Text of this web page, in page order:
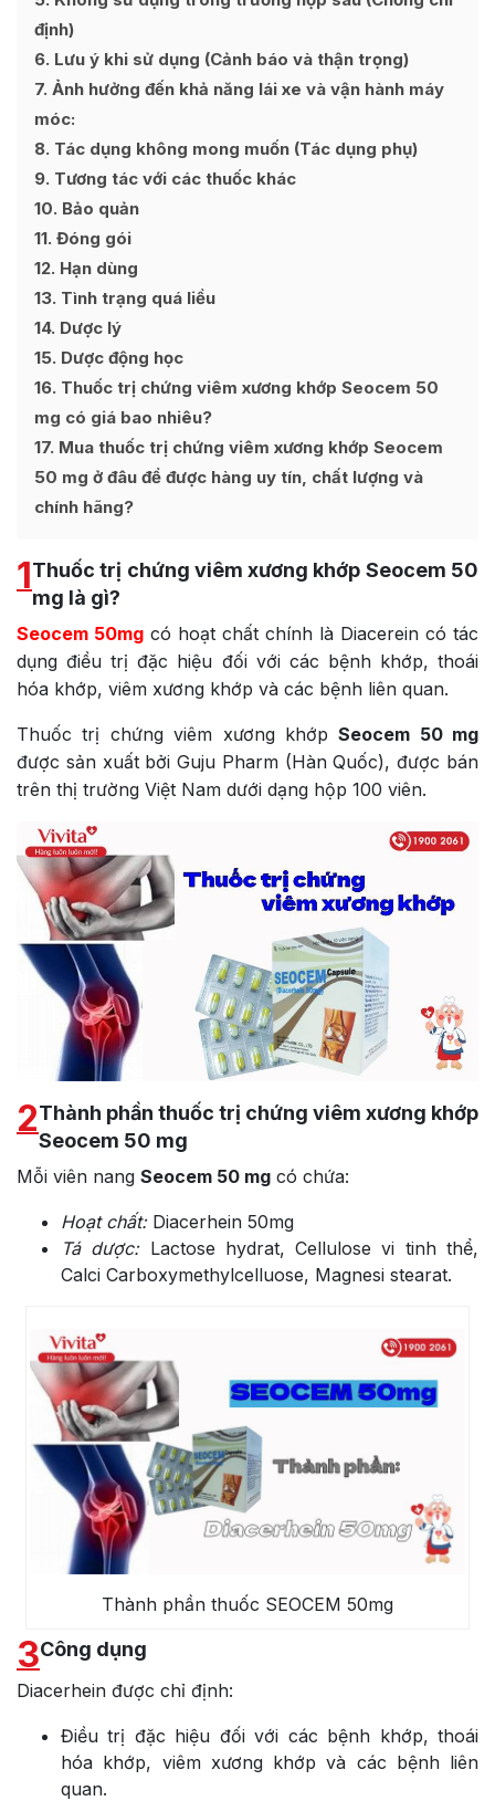
định)
6 Lưu ý khi sử dụng (Cảnh báo và thận trọng)
7 Ảnh hưởng đến khả năng lái xe và vận hành máy
móc:
8 Tác dụng không mong muốn (Tác dụng phụ)
9 Tương tác với các thuốc khác
10 Bảo quản
11 Đóng gói
12 Hạn dùng
13 Tình trạng quá liều
14 Dược lý
15 Dược động học
16 Thuốc trị chứng viêm xương khớp Seocem 50
mg có giá bao nhiêu?
17 Mua thuốc trị chứng viêm xương khớp Seocem
50 mg ở đâu để được hàng uy tín, chất lượng và
chính hãng?
1Thuốc trị chứng viêm xương khớp Seocem 50
mg là gì?
Seocem 50mg có hoạt chất chính là Diacerein có tác
dụng điều trị đặc hiệu đối với các bệnh khớp, thoái
hóa khớp, viêm xương khớp và các bệnh liên quan.
Thuốc trị chứng viêm xương khớpSeocem 50 mg
được sản xuất bởi Guju Pharm (Hàn Quốc), được bán
trên thị trường Việt Nam dưới dạng hộp 100 viên.
2Thành phần thuốc trị chứng viêm xương khớp
Seocem 50 mg
Mỗi viên nang Seocem 50 mg có chứa:
Hoạt chất:Diacerhein 50mg
Tá dược:Lactose hydrat, Cellulose vi tinh thể,
Calci Carboxymethylcelluose, Magnesi stearat.
Thành phần thuốc SEOCEM 50mg
3Công dụng
Diacerhein được chỉ định:
Điều trị đặc hiệu đối với các bệnh khớp, thoái
hóa khớp, viêm xương khớp và các bệnh liên
quan.